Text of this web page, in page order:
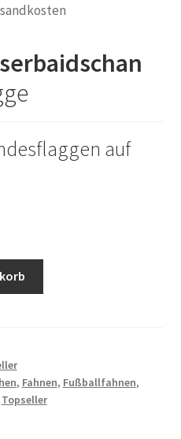
auf
, Fahnen, Fußballfahnen,
Topseller